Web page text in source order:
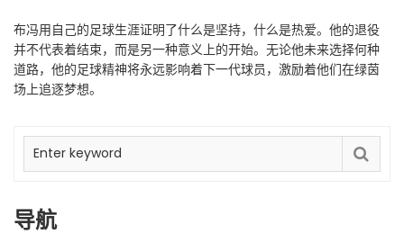
布冯用自己的足球生涯证明了什么是坚持，什么是热爱。他的退役
并不代表着结束，而是另一种意义上的开始。无论他未来选择何种
道路，他的足球精神将永远影响着下一代球员，激励着他们在绿茵
场上追逐梦想。
导航